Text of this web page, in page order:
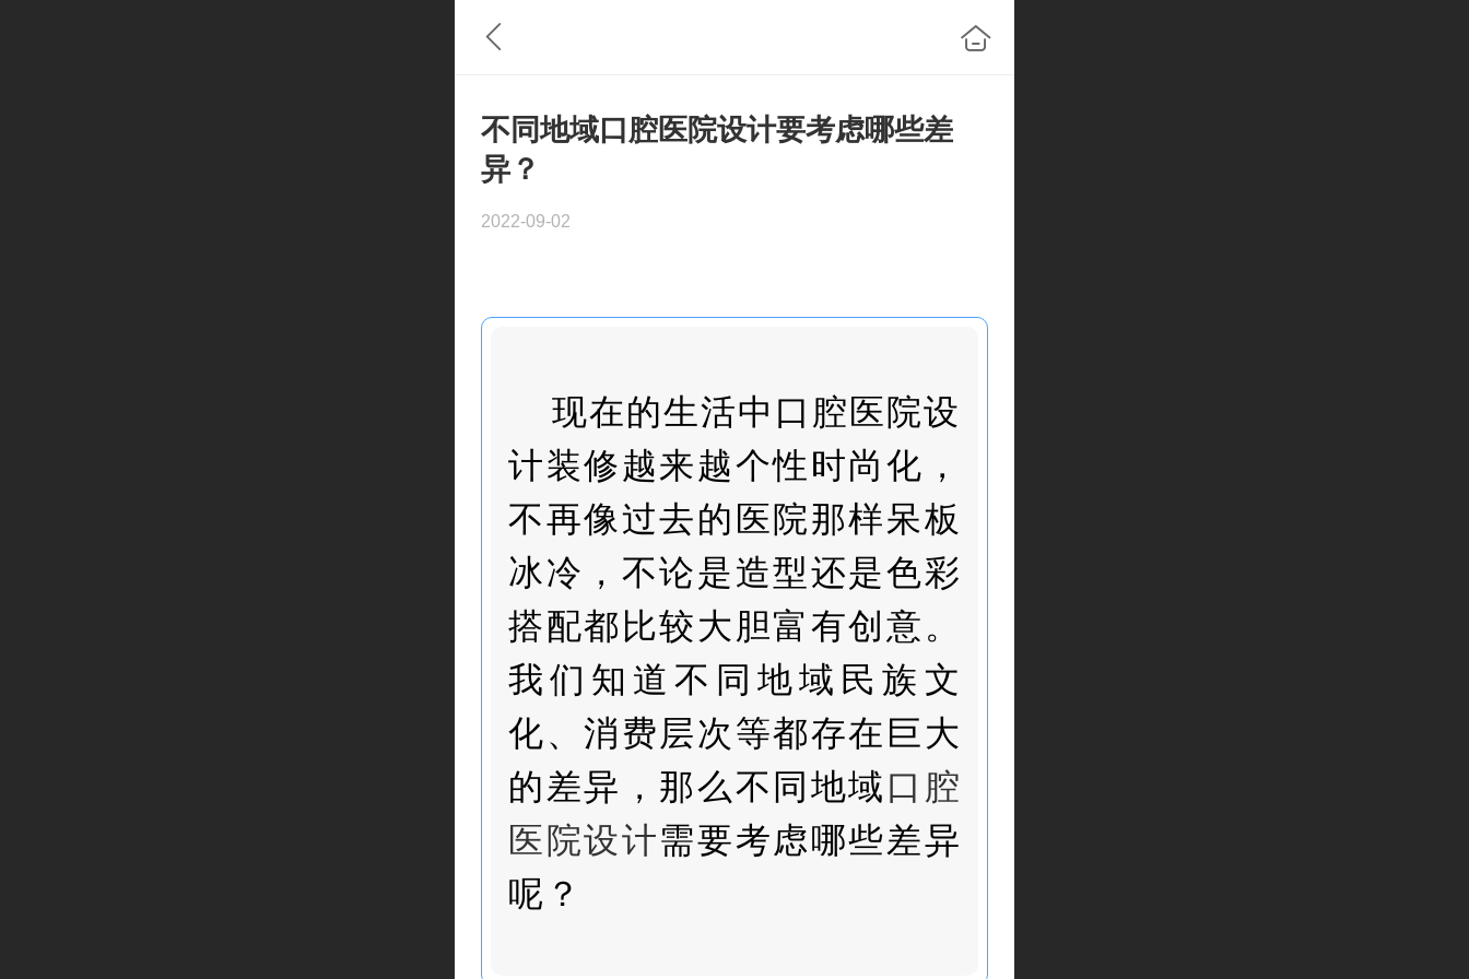
不同地域口腔医院设计要考虑哪些差
异？
2022-09-02
现在的生活中口腔医院设
计装修越来越个性时尚化，
不再像过去的医院那样呆板
冰冷，不论是造型还是色彩
搭配都比较大胆富有创意。
我们知道不同地域民族文
化、消费层次等都存在巨大
的差异，那么不同地域口腔
医院设计需要考虑哪些差异
呢？